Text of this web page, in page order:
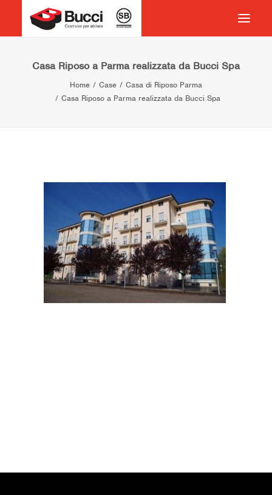
HOME
COSTRUIRE PER ABITARE
VOCABOLARIO
RICERCA
Casa Riposo a Parma realizzata da Bucci Spa
Home Case
Casa di Riposo Parma
Casa Riposo a Parma realizzata da Bucci Spa